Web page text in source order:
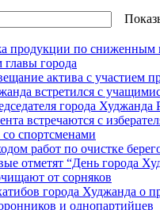
продукции по сниженным
города
актива с участием
встретился с
города
встречаются с
со спортсменами
работ по очистке
отметят “День города
от сорняков
города Худжанда о
и однопартийцев